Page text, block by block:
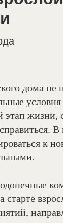
дома не
этап жизни,
к
старте